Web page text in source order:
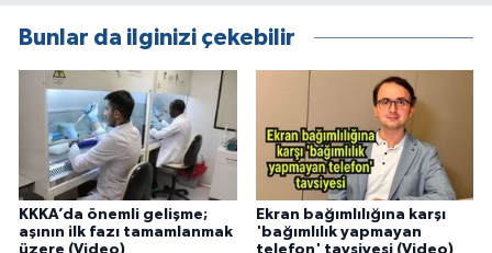
Bunlar da ilginizi çekebilir
KKKA’da önemli gelişme;
aşının ilk fazı tamamlanmak
üzere (Video)
Ekran bağımlılığına karşı
'bağımlılık yapmayan
telefon' tavsiyesi (Video)